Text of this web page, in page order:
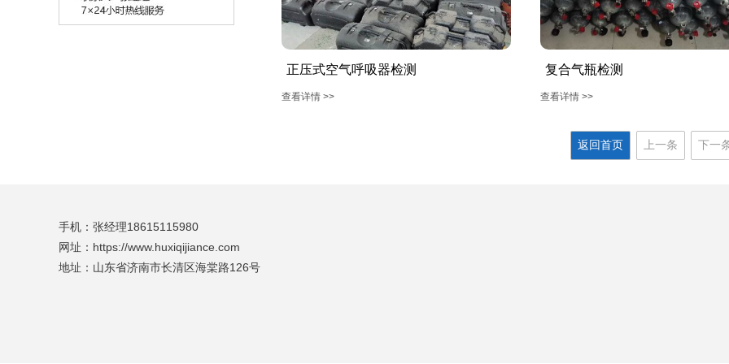
正压式空气呼吸器检测
查看详情 >>
复合气瓶检测
查看详情 >>
返回首页 上一条 下一
手机：张经理18615115980
网址：https://www.huxiqijiance.com
地址：山东省济南市长清区海棠路126号